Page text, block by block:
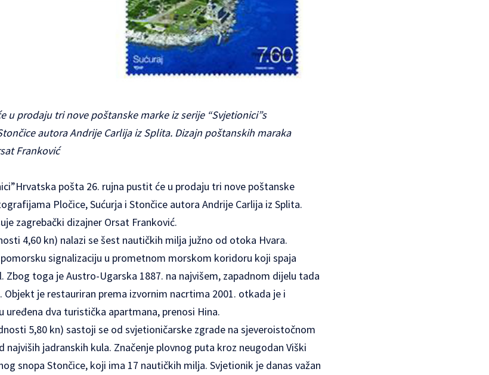
u prodaju tri nove poštanske marke iz serije “Svjetionici”s
autora Andrije Carlija iz Splita. Dizajn poštanskih maraka
Franković
pošta 26. rujna pustit će u prodaju tri nove poštanske
Pločice, Sućurja i Stončice autora Andrije Carlija iz Splita.
zagrebački dizajner Orsat Franković.
4,60 kn) nalazi se šest nautičkih milja južno od otoka Hvara.
signalizaciju u prometnom morskom koridoru koji spaja
Zbog toga je Austro-Ugarska 1887. na najvišem, zapadnom dijelu tada
je restauriran prema izvornim nacrtima 2001. otkada je i
uređena dva turistička apartmana, prenosi Hina.
5,80 kn) sastoji se od svjetioničarske zgrade na sjeveroistočnom
jadranskih kula. Značenje plovnog puta kroz neugodan Viški
snopa Stončice, koji ima 17 nautičkih milja. Svjetionik je danas važan